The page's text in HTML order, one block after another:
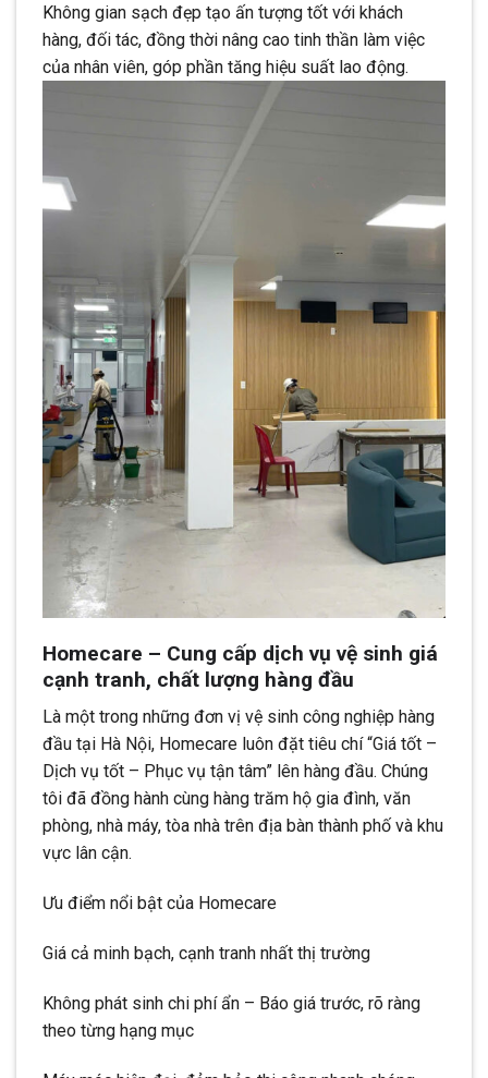
Không gian sạch đẹp tạo ấn tượng tốt với khách
hàng, đối tác, đồng thời nâng cao tinh thần làm việc
của nhân viên, góp phần tăng hiệu suất lao động.
Homecare – Cung cấp dịch vụ vệ sinh giá
cạnh tranh, chất lượng hàng đầu
Là một trong những đơn vị vệ sinh công nghiệp hàng
đầu tại Hà Nội, Homecare luôn đặt tiêu chí “Giá tốt –
Dịch vụ tốt – Phục vụ tận tâm” lên hàng đầu. Chúng
tôi đã đồng hành cùng hàng trăm hộ gia đình, văn
phòng, nhà máy, tòa nhà trên địa bàn thành phố và khu
vực lân cận.
Ưu điểm nổi bật của Homecare
Giá cả minh bạch, cạnh tranh nhất thị trường
Không phát sinh chi phí ẩn – Báo giá trước, rõ ràng
theo từng hạng mục